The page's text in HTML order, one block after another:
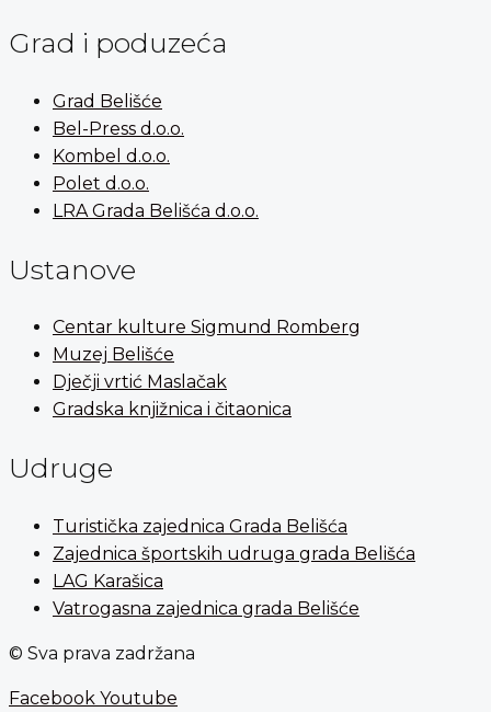
Grad i poduzeća
Grad Belišće
Bel-Press d.o.o.
Kombel d.o.o.
Polet d.o.o.
LRA Grada Belišća d.o.o.
Ustanove
Centar kulture Sigmund Romberg
Muzej Belišće
Dječji vrtić Maslačak
Gradska knjižnica i čitaonica
Udruge
Turistička zajednica Grada Belišća
Zajednica športskih udruga grada Belišća
LAG Karašica
Vatrogasna zajednica grada Belišće
© Sva prava zadržana
Facebook Youtube